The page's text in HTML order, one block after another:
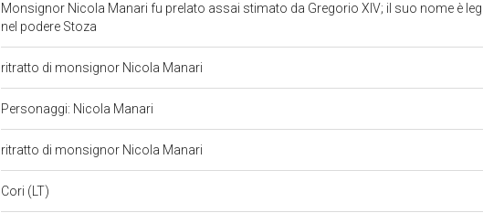
Monsignor Nicola Manari fu prelato assai stimato da Gregorio XIV; il suo nome è
nel podere Stoza
ritratto di monsignor Nicola Manari
Personaggi: Nicola Manari
ritratto di monsignor Nicola Manari
Cori (LT)